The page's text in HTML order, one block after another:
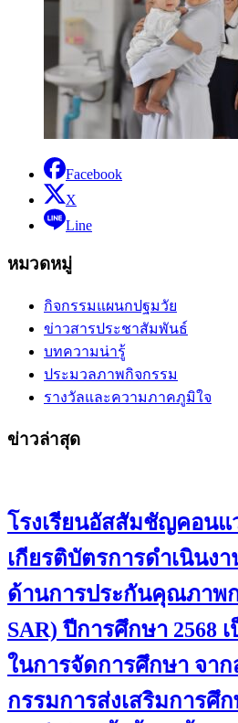
Facebook
X
Line
หมวดหมู่
กิจกรรมแผนกปฐมวัย
ข่าวสารประชาสัมพันธ์
บทความน่ารู้
ประมวลภาพกิจกรรม
รางวัลและความภาคภูมิใจ
ข่าวล่าสุด
โรงเรียนอัสสัมชัญคอน
เกียรติบัตรการดำเนินง
ด้านการประกันคุณภาพ
SAR) ปีการศึกษา 2568
ในการจัดการศึกษา จา
กรรมการส่งเสริมการศึ